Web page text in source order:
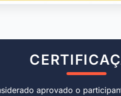
aprovado o